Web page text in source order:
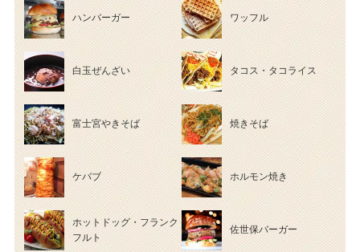
ハンバーガー ワッフル
白玉ぜんざい タコス・タコライス
富士宮やきそば 焼きそば
ケバブ ホルモン焼き
ホットドッグ・フランク
フルト
佐世保バーガー